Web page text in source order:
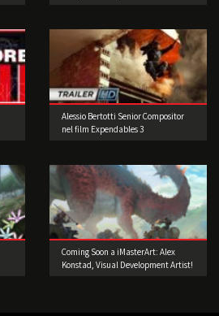
Alessio Bertotti Senior Compositor
nel film Expendables 3
Coming Soon a iMasterArt: Alex
Konstad, Visual Development Artist!